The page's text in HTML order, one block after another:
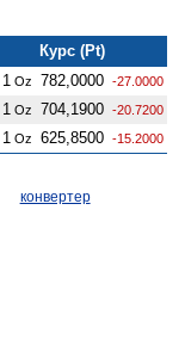
Курс (Pt)
1 Oz 782,0000 -27.0000
1 Oz 704,1900 -20.7200
1 Oz 625,8500 -15.2000
конвертер